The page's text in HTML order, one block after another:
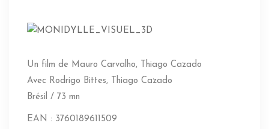
Un film de Mauro Carvalho, Thiago Cazado
Avec Rodrigo Bittes, Thiago Cazado
Brésil / 73 mn
EAN : 3760189611509